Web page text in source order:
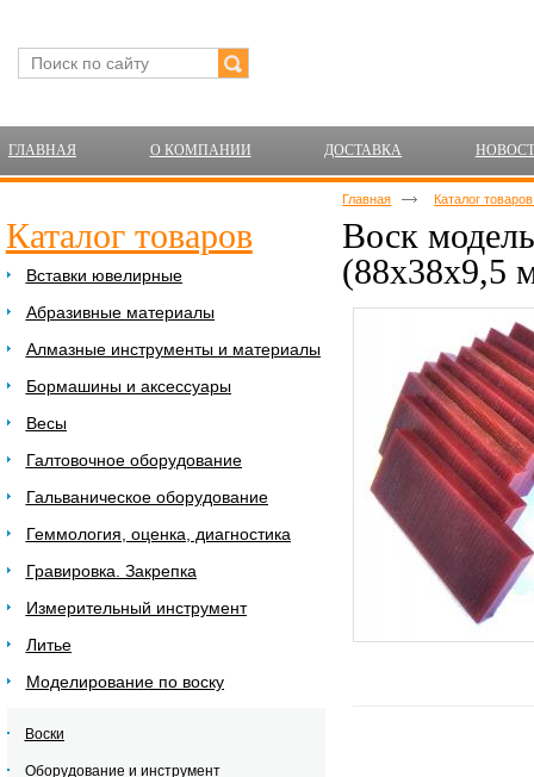
ГЛАВНАЯ О КОМПАНИИ ДОСТАВКА
Каталог товаров
Вставки ювелирные
Абразивные материалы
Алмазные инструменты и материалы
Бормашины и аксессуары
Весы
Галтовочное оборудование
Гальваническое оборудование
Геммология, оценка, диагностика
Гравировка. Закрепка
Измерительный инструмент
Литье
Моделирование по воску
Воски
Оборудование и инструмент
Главная Каталог
Воск
(88х38х9,5